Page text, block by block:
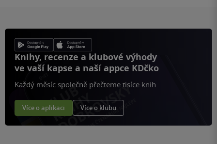
Knihy, recenze a klubové výhody
ve vaší kapse a naší appce KDčko
Každý měsíc společně přečteme tisíce knih
Více o aplikaci Více o klubu